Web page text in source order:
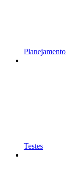
Planejamento
Testes